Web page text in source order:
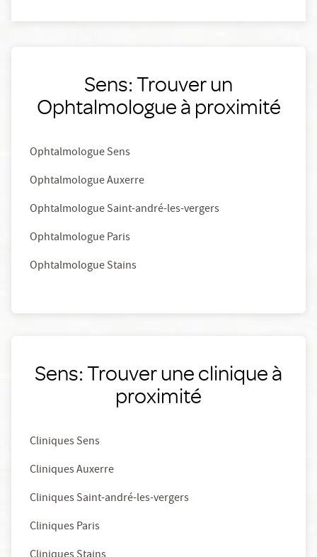
Sens: Trouver un
Ophtalmologue à proximité
Ophtalmologue Sens
Ophtalmologue Auxerre
Ophtalmologue Saint-andré-les-vergers
Ophtalmologue Paris
Ophtalmologue Stains
Sens: Trouver une clinique à
proximité
Cliniques Sens
Cliniques Auxerre
Cliniques Saint-andré-les-vergers
Cliniques Paris